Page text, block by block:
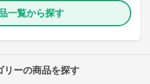
一覧から探す
リーの商品を探す